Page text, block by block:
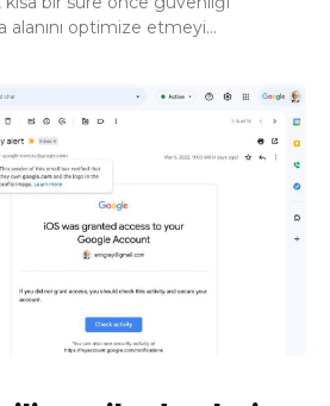
alanını optimize etmeyi...